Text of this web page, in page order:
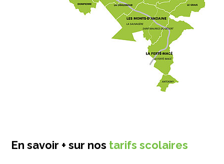
En savoir + sur nos tarifs scolaires